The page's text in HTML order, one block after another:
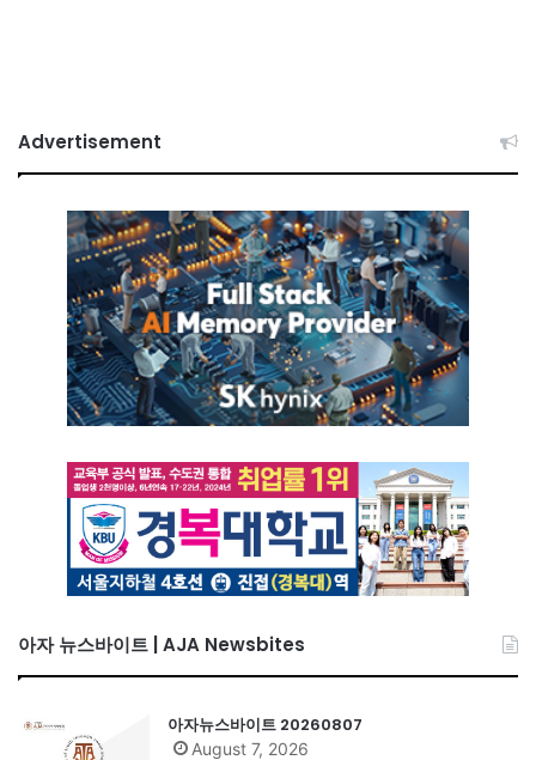
Advertisement
아자 뉴스바이트 | AJA Newsbites
아자뉴스바이트 20260807
August 7, 2026